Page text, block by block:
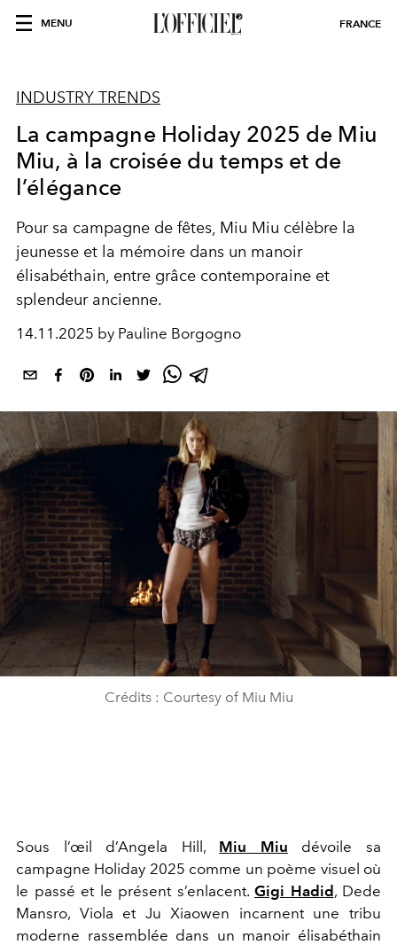
MENU FRANCE
INDUSTRY TRENDS
La campagne Holiday 2025 de Miu
Miu, à la croisée du temps et de
l’élégance
Pour sa campagne de fêtes, Miu Miu célèbre la
jeunesse et la mémoire dans un manoir
élisabéthain, entre grâce contemporaine et
splendeur ancienne.
14.11.2025 by Pauline Borgogno
Crédits : Courtesy of Miu Miu
Sous l’œil d’Angela Hill, Miu Miu dévoile sa
campagne Holiday 2025 comme un poème visuel où
le passé et le présent s’enlacent. Gigi Hadid, Dede
Mansro, Viola et Ju Xiaowen incarnent une tribu
moderne rassemblée dans un manoir élisabéthain